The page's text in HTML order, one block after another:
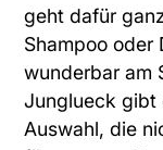
geht dafür
Shampoo oder
wunderbar am
Junglueck gibt
Auswahl, die